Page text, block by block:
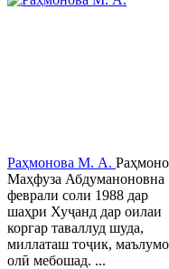
Раҳмонова М. А.
Маҳфуза Абдуманоновна
феврали соли 1988 дар
шаҳри Хуҷанд дар оилаи
коргар таваллуд шуда,
миллаташ тоҷик,
олӣ мебошад. ...